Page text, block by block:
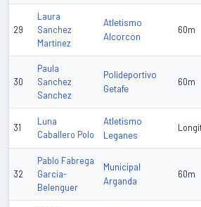
29
Laura
Sanchez
Martinez
Atletismo
Alcorcon
60m
30
Paula
Sanchez
Sanchez
Polideportivo
Getafe
60m
31
Luna
Caballero Polo
Atletismo
Leganes
32
Pablo Fabrega
Garcia-
Belenguer
Municipal
Arganda
60m